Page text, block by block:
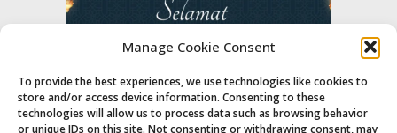
Manage Cookie Consent
To provide the best experiences, we use technologies like cookies to
store and/or access device information. Consenting to these
technologies will allow us to process data such as browsing behavior
or unique IDs on this site. Not consenting or withdrawing consent, may